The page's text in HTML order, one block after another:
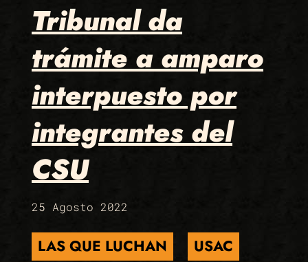
Tribunal da
trámite a amparo
interpuesto por
integrantes del
CSU
25 Agosto 2022
LAS QUE LUCHAN
USAC